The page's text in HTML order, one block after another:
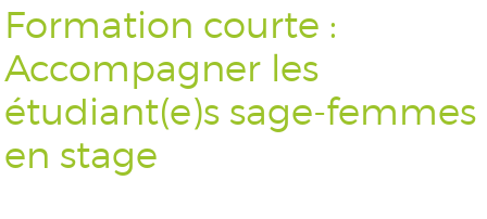
Formation courte :
Accompagner les
étudiant(e)s sage-femmes
en stage